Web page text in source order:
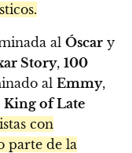
al Óscar y
Story, 100
al Emmy,
King of Late
con
parte de la